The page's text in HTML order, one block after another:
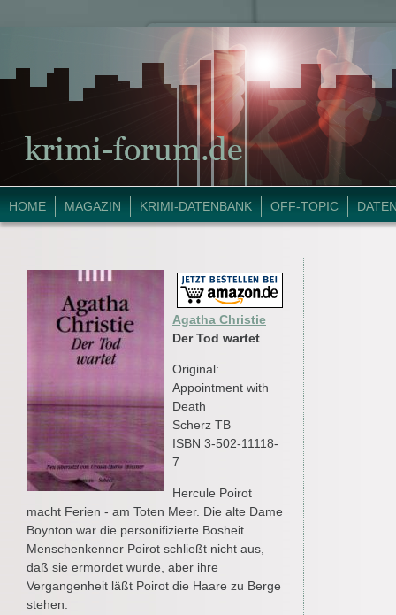
HOME MAGAZIN KRIMI-DATENBANK OFF-TOPIC
Agatha Christie
Der Tod wartet
Original:
Appointment with
Death
Scherz TB
ISBN 3-502-11118-
7
Hercule Poirot
macht Ferien - am Toten Meer. Die alte Dame
Boynton war die personifizierte Bosheit.
Menschenkenner Poirot schließt nicht aus,
daß sie ermordet wurde, aber ihre
Vergangenheit läßt Poirot die Haare zu Berge
stehen.